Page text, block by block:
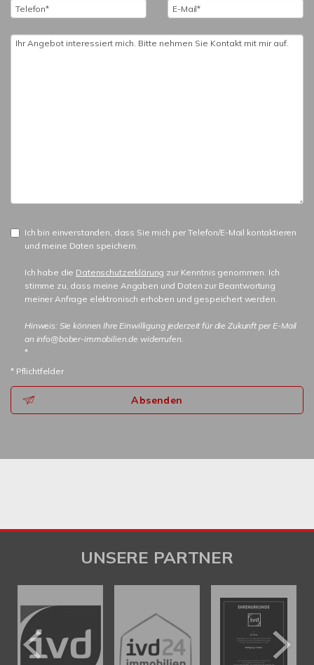
Ich bin einverstanden, dass Sie mich per Telefon/E-Mail kontaktieren
und meine Daten speichern.
Ich habe die Datenschutzerklärung zur Kenntnis genommen. Ich
stimme zu, dass meine Angaben und Daten zur Beantwortung
meiner Anfrage elektronisch erhoben und gespeichert werden.
Hinweis: Sie können Ihre Einwilligung jederzeit für die Zukunft per E-Mail
an info@bober-immobilien.de widerrufen.
*
* Pflichtfelder
Absenden
UNSERE PARTNER